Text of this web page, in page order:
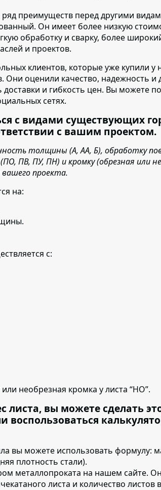
преимуществ перед другими
Он имеет более низкую
обработку и сварку, более
и проектов.
клиентов, которые уже купили у
Они оценили качество, надежность и
доставки и гибкость цен. Вы можете
сетях.
с видами существующих
с вашим проектом.
толщины (А, АА, Б), обработку
ПВ, ПУ, ПН) и кромку (обрезная или
проекта.
на:
с:
необрезная кромка у листа “НО”.
листа, вы можете сделать
вы можете использовать формулу:
плотность стали).
металлопроката на нашем сайте.
листа и количество листов